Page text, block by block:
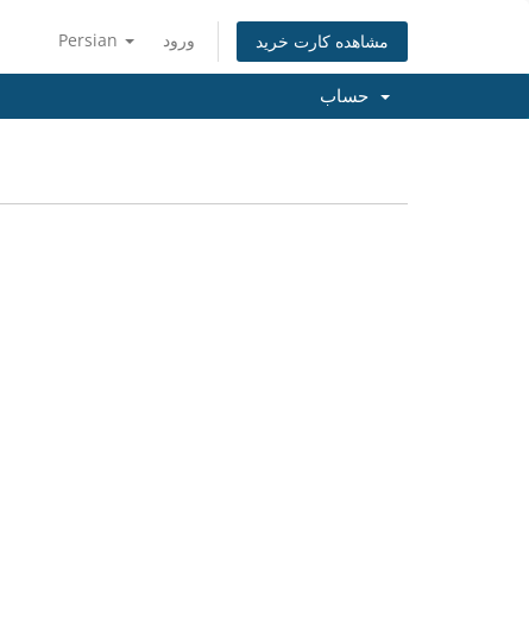
Persian ورود مشاهده کارت خرید